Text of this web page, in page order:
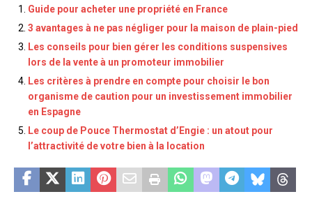
Guide pour acheter une propriété en France
3 avantages à ne pas négliger pour la maison de plain-pied
Les conseils pour bien gérer les conditions suspensives
lors de la vente à un promoteur immobilier
Les critères à prendre en compte pour choisir le bon
organisme de caution pour un investissement immobilier
en Espagne
Le coup de Pouce Thermostat d’Engie : un atout pour
l’attractivité de votre bien à la location